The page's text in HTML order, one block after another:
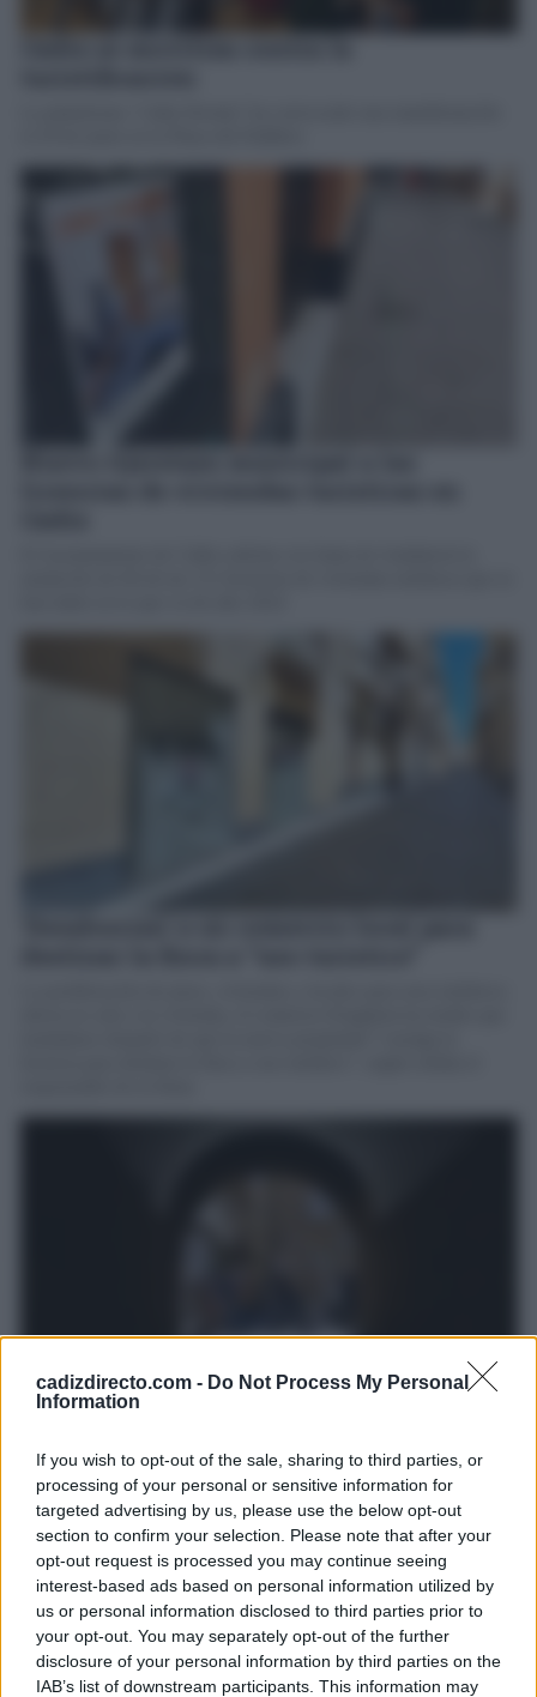
cadizdirecto.com - Do Not Process My Personal
Information
If you wish to opt-out of the sale, sharing to third parties, or
processing of your personal or sensitive information for
targeted advertising by us, please use the below opt-out
section to confirm your selection. Please note that after your
opt-out request is processed you may continue seeing
interest-based ads based on personal information utilized by
us or personal information disclosed to third parties prior to
your opt-out. You may separately opt-out of the further
disclosure of your personal information by third parties on the
IAB’s list of downstream participants. This information may
Una de cada cuatro casas del Barrio del
turístico
Un informe de la Plataforma de Amigos y Vecinos del Barrio del
Pópulo revela el elevado número de pisos turísticos en la zona,
muchos de ellos sin regularizar